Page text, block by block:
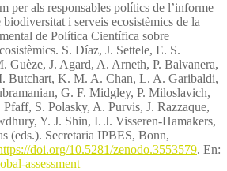
per als responsables polítics de l’informe
i serveis ecosistèmics de la
de Política Científica sobre
S. Díaz, J. Settele, E. S.
J. Agard, A. Arneth, P. Balvanera,
Butchart, K. M. A. Chan, L. A. Garibaldi,
G. F. Midgley, P. Miloslavich,
S. Polasky, A. Purvis, J. Razzaque,
Y. J. Shin, I. J. Visseren-Hamakers,
(eds.). Secretaria IPBES, Bonn,
doi.org/10.5281/zenodo.3553579. En:
assessment